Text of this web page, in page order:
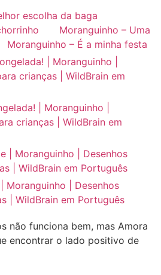
escolha da baga
Moranguinho – Uma
Moranguinho – É a minha festa
| Moranguinho |
crianças | WildBrain em
Moranguinho | Desenhos
| WildBrain em Português
não funciona bem, mas Amora
encontrar o lado positivo de